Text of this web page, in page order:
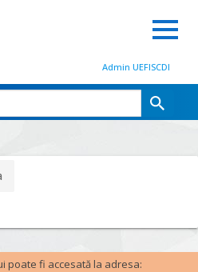
Admin UEFISCDI
poate fi accesată la adresa: